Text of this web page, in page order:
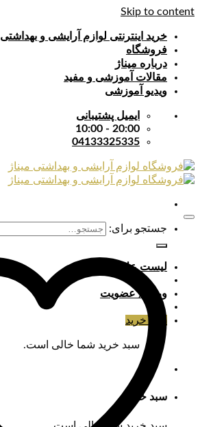
Skip to content
خرید اینترنتی لوازم آرایشی و بهداشتی
فروشگاه
درباره میناژ
مقالات آموزشی و مفید
ویدیو آموزشی
ایمیل پشتیبانی
20:00 - 10:00
04133325335
جستجو برای:
لیست علایق
ورود / عضویت
سبد خرید
سبد خرید شما خالی است.
سبد خرید